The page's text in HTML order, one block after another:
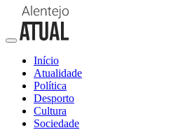
Início
Atualidade
Política
Desporto
Cultura
Sociedade